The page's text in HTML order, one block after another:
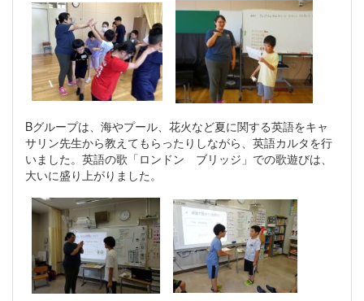
Bグループは、海やプール、花火など夏に関する英語をキャ
サリン先生から教えてもらったりしながら、英語カルタを行
いました。英語の歌「ロンドン ブリッジ」での歌遊びは、
大いに盛り上がりました。